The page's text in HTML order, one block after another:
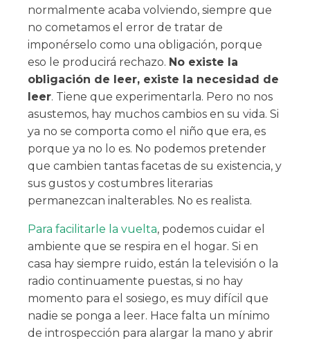
normalmente acaba volviendo, siempre que
no cometamos el error de tratar de
imponérselo como una obligación, porque
eso le producirá rechazo. No existe la
obligación de leer, existe la necesidad de
leer. Tiene que experimentarla. Pero no nos
asustemos, hay muchos cambios en su vida. Si
ya no se comporta como el niño que era, es
porque ya no lo es. No podemos pretender
que cambien tantas facetas de su existencia, y
sus gustos y costumbres literarias
permanezcan inalterables. No es realista.
Para facilitarle la vuelta, podemos cuidar el
ambiente que se respira en el hogar. Si en
casa hay siempre ruido, están la televisión o la
radio continuamente puestas, si no hay
momento para el sosiego, es muy difícil que
nadie se ponga a leer. Hace falta un mínimo
de introspección para alargar la mano y abrir